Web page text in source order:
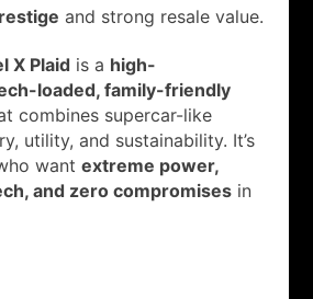
and strong resale value.
X Plaid is a high-
loaded, family-friendly
combines supercar-like
utility, and sustainability. It’s
want extreme power,
and zero compromises in